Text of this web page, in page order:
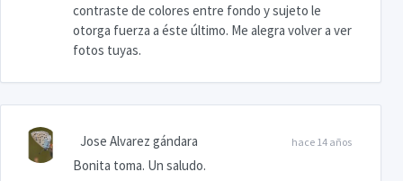
contraste de colores entre fondo y sujeto le
otorga fuerza a éste último. Me alegra volver a ver
fotos tuyas.
hace 14 años
Jose Alvarez gándara
Bonita toma. Un saludo.